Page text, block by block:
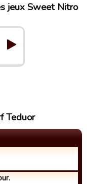
jeux Sweet Nitro
Teduor